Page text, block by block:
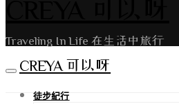
Traveling In Life 在生活中旅行
CREYA 可以呀
徒步紀行